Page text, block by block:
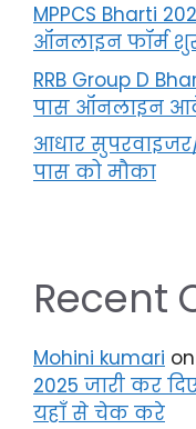
MPPCS Bharti
ऑनलाइन फॉर्म
RRB Group D
पास ऑनलाइन
आधार सुपरवाइजर/
पास को मौका
Recent
Mohini kumari on
2025 जारी कर
यहाँ से चेक करे